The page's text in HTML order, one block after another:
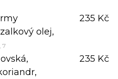
olej,
7
235 Kč
235 Kč